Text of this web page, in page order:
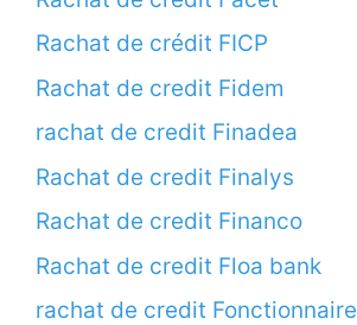
Rachat de crédit FICP
Rachat de credit Fidem
rachat de credit Finadea
Rachat de credit Finalys
Rachat de credit Financo
Rachat de credit Floa bank
rachat de credit Fonctionnaire